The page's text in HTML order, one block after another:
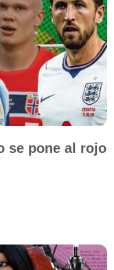
se pone al rojo